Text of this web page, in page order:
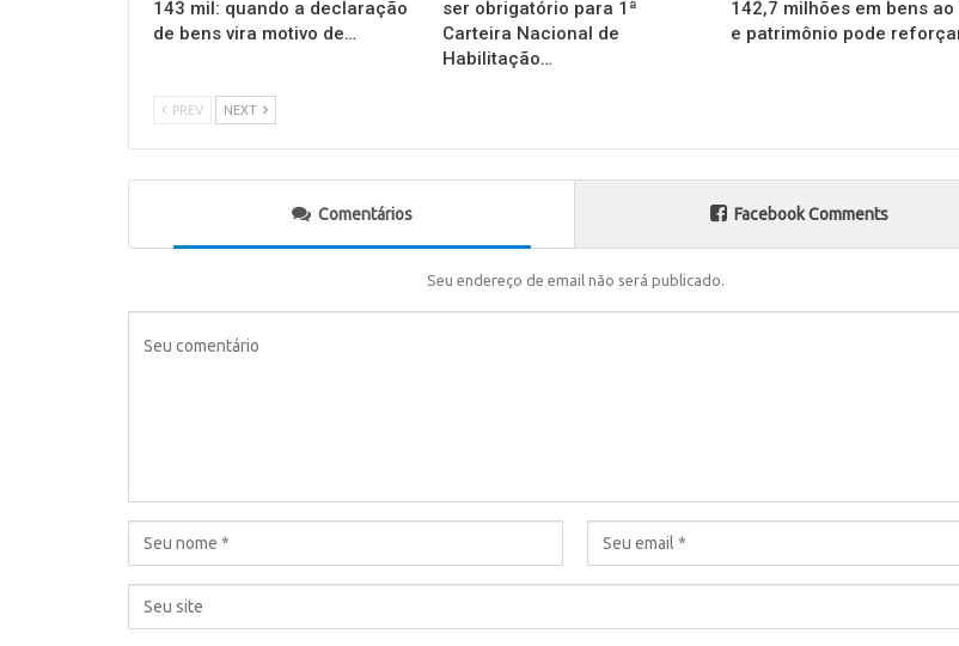
143 mil: quando a declaração
de bens vira motivo de…
ser obrigatório para 1ª
Carteira Nacional de
Habilitação…
142,7 milhões em bens ao
e patrimônio pode
PREV NEXT
Comentários Facebook Comments
Seu endereço de email não será publicado.